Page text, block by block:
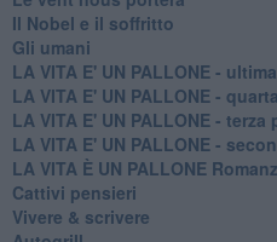
Il Nobel e il soffritto
Gli umani
LA VITA E' UN PALLONE -
LA VITA E' UN PALLONE -
LA VITA E' UN PALLONE - terza
LA VITA E' UN PALLONE -
LA VITA È UN PALLONE
Cattivi pensieri
Vivere & scrivere